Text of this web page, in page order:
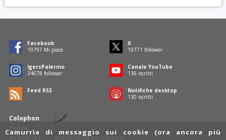
Colophon
Policy
Pubblicità
Statistiche commenti
Facebook
19797 Mi piace
X
19771 follower
IgersPalermo
34678 follower
Canale YouTube
136 iscritti
Feed RSS
Notifiche desktop
130 iscritti
Camurrìa di messaggio sui cookie (ora ancora più